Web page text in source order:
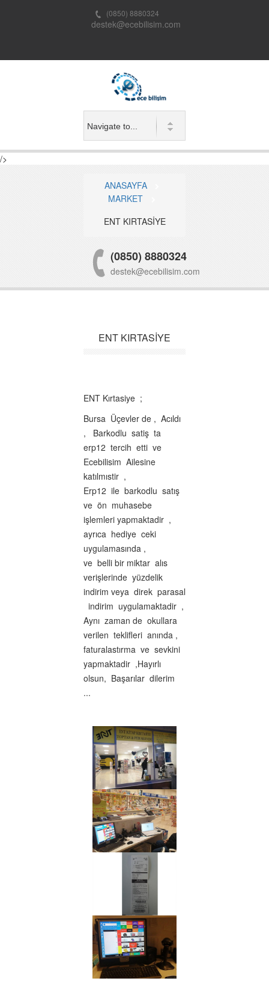
(0850) 8880324
destek@ecebilisim.com
/>
ANASAYFA
MARKET
ENT KIRTASİYE
(0850) 8880324
destek@ecebilisim.com
ENT KIRTASİYE
ENT Kırtasiye ;
Bursa Üçevler de , Acıldı
, Barkodlu satiş ta
erp12 tercih etti ve
Ecebilisim Ailesine
katılmıstir ,
Erp12 ile barkodlu satış
ve ön muhasebe
işlemleri yapmaktadir ,
ayrıca hediye ceki
uygulamasında ,
ve belli bir miktar alıs
verişlerinde yüzdelik
indirim veya direk parasal
indirim uygulamaktadir ,
Aynı zaman de okullara
verilen teklifleri anında ,
faturalastırma ve sevkini
yapmaktadir ,Hayırlı
olsun, Başarılar dilerim
...